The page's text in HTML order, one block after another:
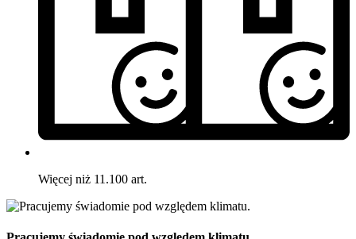
Więcej niż 11.100 art.